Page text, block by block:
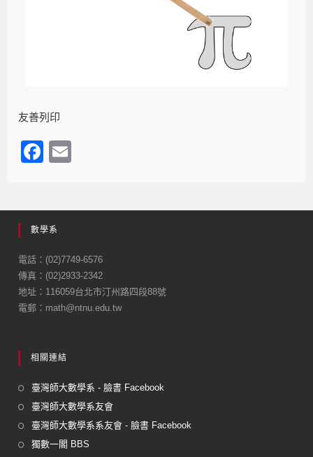
友善列印
F
e
b
o
o
k
數學系
電話：(02)7749-6576
傳真：(02)2933-2342
地址：116059台北市汀州路四段88號
電郵：math@ntnu.edu.tw
相關連結
臺灣師大數學系 - 臉書 Facebook
臺灣師大數學系友會
臺灣師大數學系系友會 - 臉書 Facebook
獨數一閣 BBS